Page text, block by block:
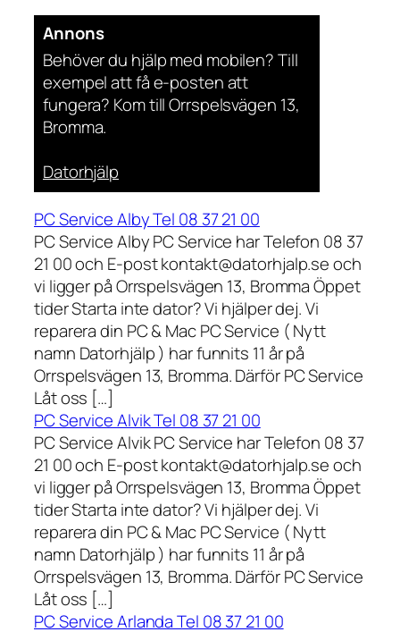
Annons
Behöver du hjälp med mobilen? Till
exempel att få e-posten att
fungera? Kom till Orrspelsvägen 13,
Bromma.
Datorhjälp
PC Service Alby Tel 08 37 21 00
PC Service Alby PC Service har Telefon 08 37
21 00 och E-post kontakt@datorhjalp.se och
vi ligger på Orrspelsvägen 13, Bromma Öppet
tider Starta inte dator? Vi hjälper dej. Vi
reparera din PC & Mac PC Service ( Nytt
namn Datorhjälp ) har funnits 11 år på
Orrspelsvägen 13, Bromma. Därför PC Service
Låt oss […]
PC Service Alvik Tel 08 37 21 00
PC Service Alvik PC Service har Telefon 08 37
21 00 och E-post kontakt@datorhjalp.se och
vi ligger på Orrspelsvägen 13, Bromma Öppet
tider Starta inte dator? Vi hjälper dej. Vi
reparera din PC & Mac PC Service ( Nytt
namn Datorhjälp ) har funnits 11 år på
Orrspelsvägen 13, Bromma. Därför PC Service
Låt oss […]
PC Service Arlanda Tel 08 37 21 00